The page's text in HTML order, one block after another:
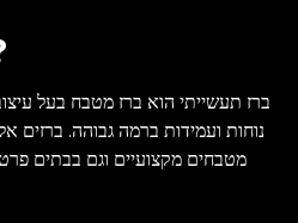
מהו
ברז תעשייתי הוא ברז מטבח בעל
נוחות ועמידות ברמה גבוהה. ברזים
מטבחים מקצועיים וגם בבתים